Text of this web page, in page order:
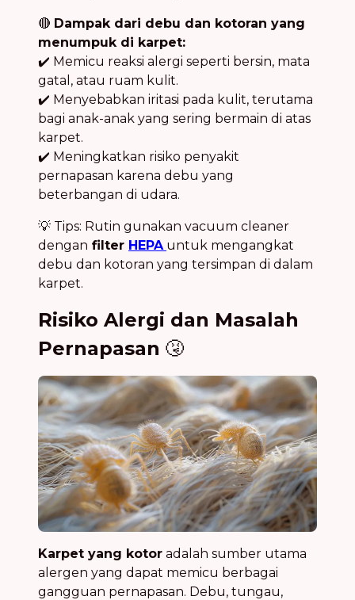
🔴 Dampak dari debu dan kotoran yang
menumpuk di karpet:
✔️ Memicu reaksi alergi seperti bersin, mata
gatal, atau ruam kulit.
✔️ Menyebabkan iritasi pada kulit, terutama
bagi anak-anak yang sering bermain di atas
karpet.
✔️ Meningkatkan risiko penyakit
pernapasan karena debu yang
beterbangan di udara.
💡 Tips: Rutin gunakan vacuum cleaner
dengan filter HEPA untuk mengangkat
debu dan kotoran yang tersimpan di dalam
karpet.
Risiko Alergi dan Masalah
Pernapasan 🤧
Karpet yang kotor adalah sumber utama
alergen yang dapat memicu berbagai
gangguan pernapasan. Debu, tungau,